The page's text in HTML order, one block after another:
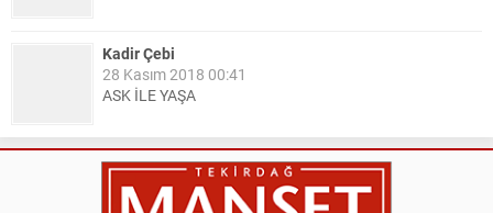
Kadir Çebi
28 Kasım 2018 00:41
ASK İLE YAŞA
Nail Kazanç
10 Mart 2023 21:36
HAYDİ TEKİRDAĞ MAÇA !!!!